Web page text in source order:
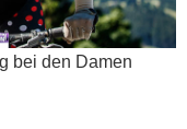
bei den Damen